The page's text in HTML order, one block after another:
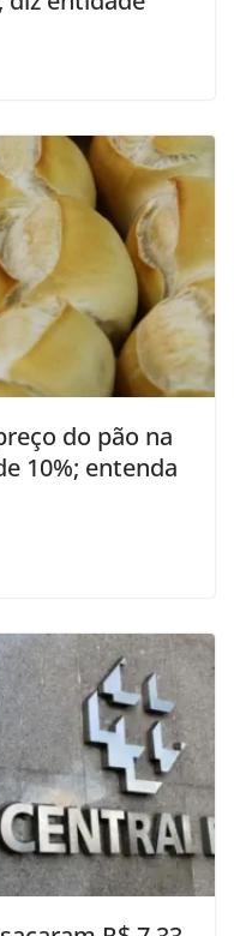
do pão na
10%; entenda